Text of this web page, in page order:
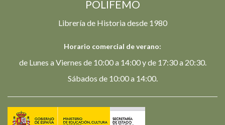
POLIFEMO
Librería de Historia desde 1980
Horario comercial de verano:
de Lunes a Viernes de 10:00 a 14:00 y de 17:30 a 20:30.
Sábados de 10:00 a 14:00.